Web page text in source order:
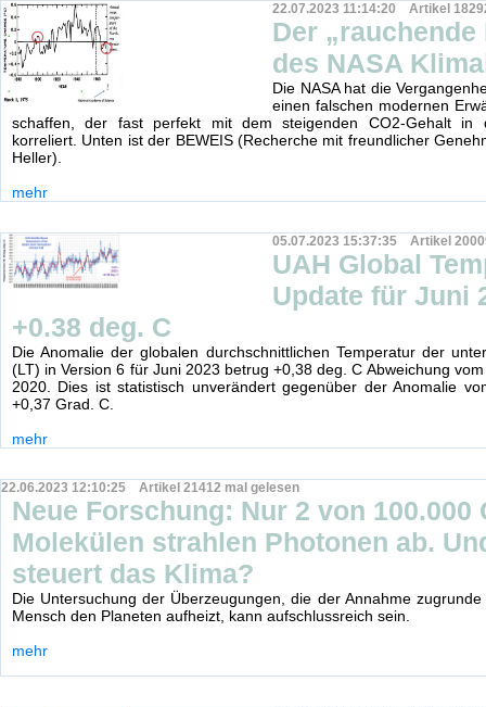
22.07.2023 11:14:20 Artikel
Der „rauchende
des NASA
Die NASA hat die
einen falschen modernen
schaffen, der fast perfekt mit dem steigenden CO2-Gehalt in
korreliert. Unten ist der BEWEIS (Recherche mit freundlicher
Heller).
mehr
05.07.2023 15:37:35 Artikel
UAH Global
Update für Juni
+0.38 deg. C
Die Anomalie der globalen durchschnittlichen Temperatur der
(LT) in Version 6 für Juni 2023 betrug +0,38 deg. C Abweichung
2020. Dies ist statistisch unverändert gegenüber der Anomalie
+0,37 Grad. C.
mehr
22.06.2023 12:10:25 Artikel 21412 mal gelesen
Neue Forschung: Nur 2 von 100.000
Molekülen strahlen Photonen ab.
steuert das Klima?
Die Untersuchung der Überzeugungen, die der Annahme
Mensch den Planeten aufheizt, kann aufschlussreich sein.
mehr